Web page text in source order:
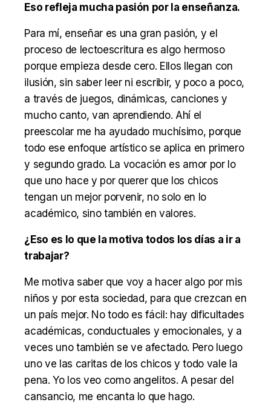
Eso refleja mucha pasión por la enseñanza.
Para mí, enseñar es una gran pasión, y el
proceso de lectoescritura es algo hermoso
porque empieza desde cero. Ellos llegan con
ilusión, sin saber leer ni escribir, y poco a poco,
a través de juegos, dinámicas, canciones y
mucho canto, van aprendiendo. Ahí el
preescolar me ha ayudado muchísimo, porque
todo ese enfoque artístico se aplica en primero
y segundo grado. La vocación es amor por lo
que uno hace y por querer que los chicos
tengan un mejor porvenir, no solo en lo
académico, sino también en valores.
¿Eso es lo que la motiva todos los días a ir a
trabajar?
Me motiva saber que voy a hacer algo por mis
niños y por esta sociedad, para que crezcan en
un país mejor. No todo es fácil: hay dificultades
académicas, conductuales y emocionales, y a
veces uno también se ve afectado. Pero luego
uno ve las caritas de los chicos y todo vale la
pena. Yo los veo como angelitos. A pesar del
cansancio, me encanta lo que hago.